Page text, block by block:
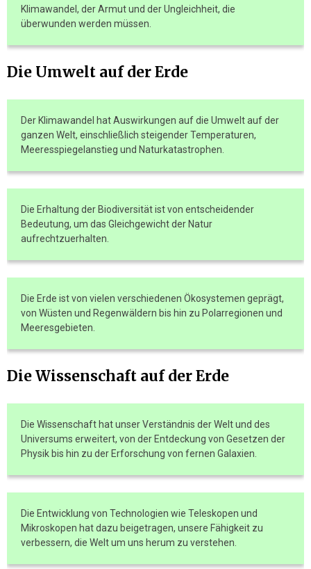
Klimawandel, der Armut und der Ungleichheit, die
überwunden werden müssen.
Die Umwelt auf der Erde
Der Klimawandel hat Auswirkungen auf die Umwelt auf der
ganzen Welt, einschließlich steigender Temperaturen,
Meeresspiegelanstieg und Naturkatastrophen.
Die Erhaltung der Biodiversität ist von entscheidender
Bedeutung, um das Gleichgewicht der Natur
aufrechtzuerhalten.
Die Erde ist von vielen verschiedenen Ökosystemen geprägt,
von Wüsten und Regenwäldern bis hin zu Polarregionen und
Meeresgebieten.
Die Wissenschaft auf der Erde
Die Wissenschaft hat unser Verständnis der Welt und des
Universums erweitert, von der Entdeckung von Gesetzen der
Physik bis hin zu der Erforschung von fernen Galaxien.
Die Entwicklung von Technologien wie Teleskopen und
Mikroskopen hat dazu beigetragen, unsere Fähigkeit zu
verbessern, die Welt um uns herum zu verstehen.